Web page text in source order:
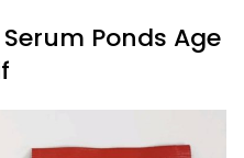
Ponds Age